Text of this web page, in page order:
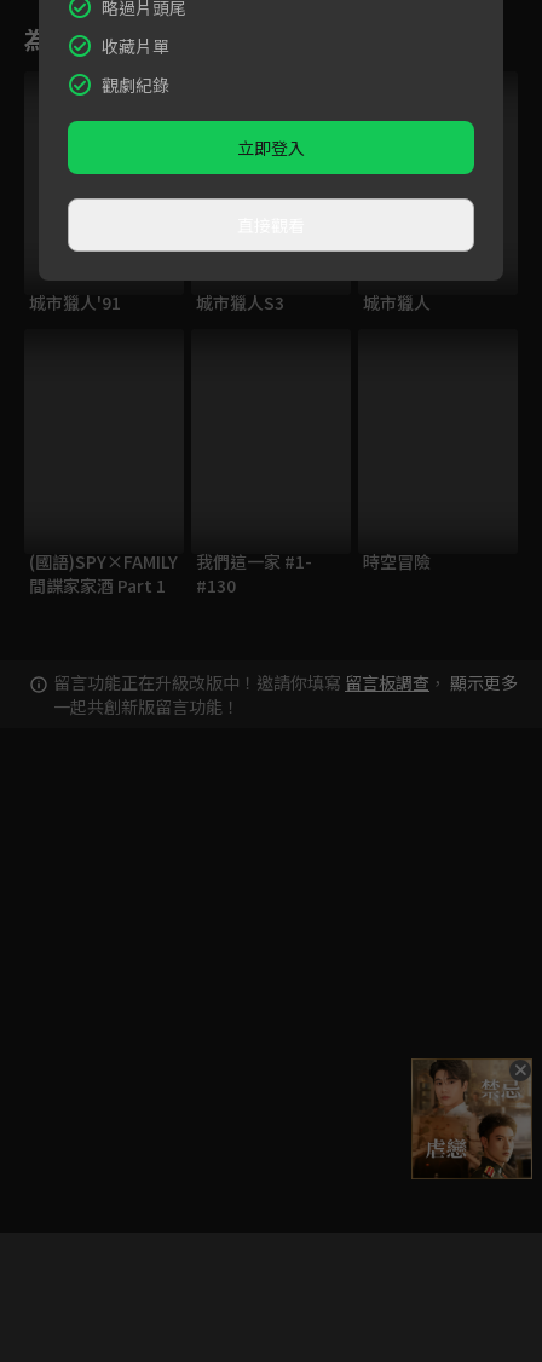
為您推薦
城市獵人'91 城市獵人S3 城市獵人
(國語)SPY×FAMILY
間諜家家酒 Part 1
我們這一家 #1-
#130
時空冒險
留言功能正在升級改版中！邀請你填寫 留言板調查 ，
一起共創新版留言功能！
顯示更多
略過片頭尾
收藏片單
觀劇紀錄
立即登入